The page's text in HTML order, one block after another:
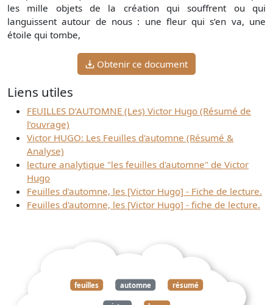
les mille objets de la création qui souffrent ou qui
languissent autour de nous : une fleur qui s’en va, une
étoile qui tombe,
Obtenir ce document
Liens utiles
FEUILLES D’AUTOMNE (Les) Victor Hugo (Résumé de
l’ouvrage)
Victor HUGO: Les Feuilles d'automne (Résumé &
Analyse)
lecture analytique "les feuilles d'automne" de Victor
Hugo
Feuilles d'automne, les [Victor Hugo] - Fiche de lecture.
Feuilles d'automne, les [Victor Hugo] - fiche de lecture.
feuilles automne résumé